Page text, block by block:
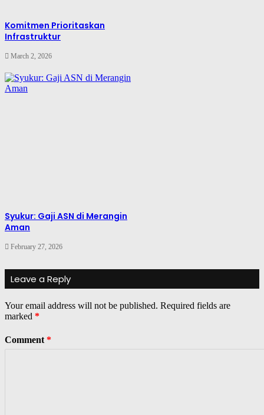
Komitmen Prioritaskan
Infrastruktur
March 2, 2026
Syukur: Gaji ASN di Merangin
Aman
February 27, 2026
Leave a Reply
Your email address will not be published. Required fields are
marked *
Comment *